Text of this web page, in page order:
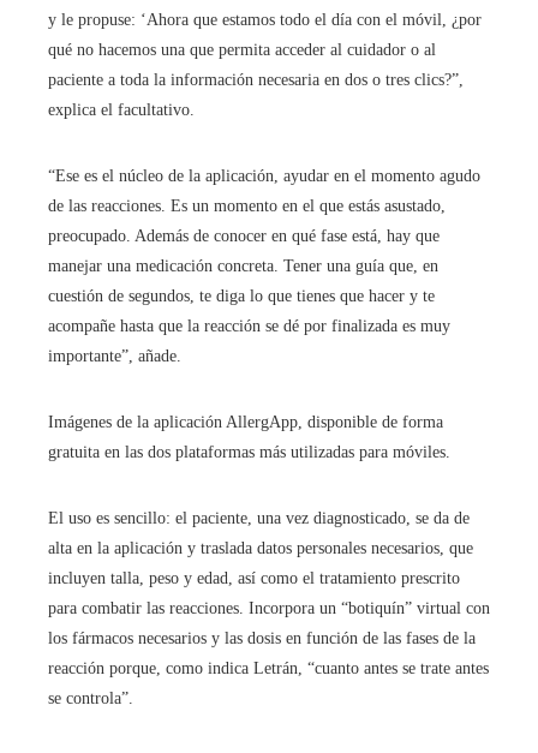
y le propuse: ‘Ahora que estamos todo el día con el móvil, ¿por
qué no hacemos una que permita acceder al cuidador o al
paciente a toda la información necesaria en dos o tres clics?”,
explica el facultativo.
“Ese es el núcleo de la aplicación, ayudar en el momento agudo
de las reacciones. Es un momento en el que estás asustado,
preocupado. Además de conocer en qué fase está, hay que
manejar una medicación concreta. Tener una guía que, en
cuestión de segundos, te diga lo que tienes que hacer y te
acompañe hasta que la reacción se dé por finalizada es muy
importante”, añade.
Imágenes de la aplicación AllergApp, disponible de forma
gratuita en las dos plataformas más utilizadas para móviles.
El uso es sencillo: el paciente, una vez diagnosticado, se da de
alta en la aplicación y traslada datos personales necesarios, que
incluyen talla, peso y edad, así como el tratamiento prescrito
para combatir las reacciones. Incorpora un “botiquín” virtual con
los fármacos necesarios y las dosis en función de las fases de la
reacción porque, como indica Letrán, “cuanto antes se trate antes
se controla”.